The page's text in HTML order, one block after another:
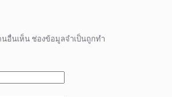
นอื่นเห็น ช่องข้อมูลจำเป็นถูกทำ